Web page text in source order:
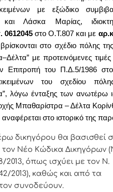
με εξώδικο
και Λάσκα Μαρίας,
0612045στο Ο.Τ.807 και με
στο σχέδιο πόλης
με προτεινόμενες
Επιτροπή του Π.Δ.5/1986
του σχεδίου
λόγω ένταξης των ανωτέρω
Μπαθαρίστρα – Δέλτα
στο ιστορικό της
δικηγόρου θα βασισθεί
Νέο Κώδικα Δικηγόρων
2013, όπως ισχύει με τον Ν.
2013), καθώς και από τα
συνοδεύουν.